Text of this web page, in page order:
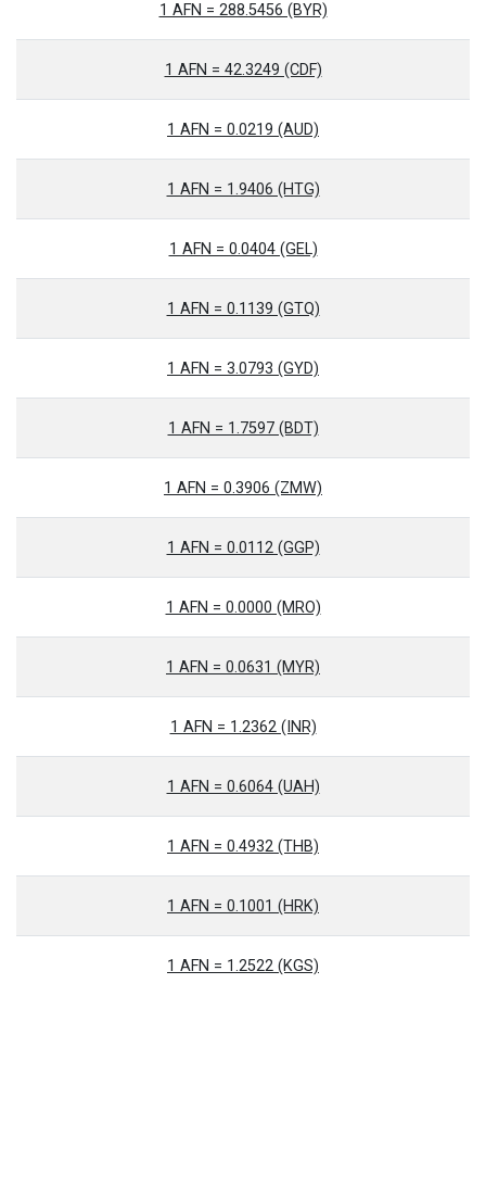
1 AFN = 288.5456 (BYR)
1 AFN = 42.3249 (CDF)
1 AFN = 0.0219 (AUD)
1 AFN = 1.9406 (HTG)
1 AFN = 0.0404 (GEL)
1 AFN = 0.1139 (GTQ)
1 AFN = 3.0793 (GYD)
1 AFN = 1.7597 (BDT)
1 AFN = 0.3906 (ZMW)
1 AFN = 0.0112 (GGP)
1 AFN = 0.0000 (MRO)
1 AFN = 0.0631 (MYR)
1 AFN = 1.2362 (INR)
1 AFN = 0.6064 (UAH)
1 AFN = 0.4932 (THB)
1 AFN = 0.1001 (HRK)
1 AFN = 1.2522 (KGS)